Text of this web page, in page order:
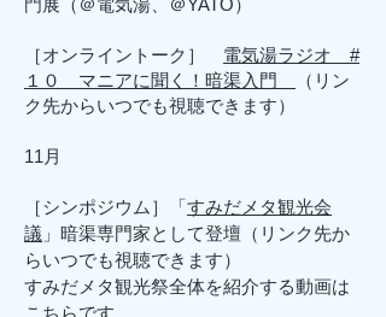
門展（＠電気湯、＠YATO）
［オンライントーク］ 電気湯ラジオ #
１０ マニアに聞く！暗渠入門
（リン
ク先からいつでも視聴できます）
11月
［シンポジウム］「すみだメタ観光会
議 」暗渠専門家として登壇（リンク先か
らいつでも視聴できます）
​すみだメタ観光祭全体を紹介する動画は
こちらです